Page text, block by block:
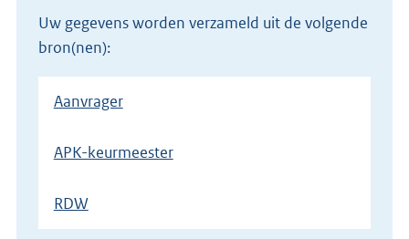
Uw gegevens worden verzameld uit de volgende
bron(nen):
Aanvrager
APK-keurmeester
RDW